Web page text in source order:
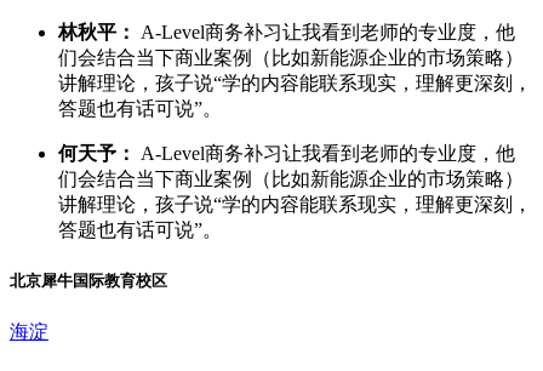
林秋平：
A-Level商务补习让我看到老师的专业度，他
们会结合当下商业案例（比如新能源企业的市场策略）
讲解理论，孩子说“学的内容能联系现实，理解更深刻，
答题也有话可说”。
何天予：
A-Level商务补习让我看到老师的专业度，他
们会结合当下商业案例（比如新能源企业的市场策略）
讲解理论，孩子说“学的内容能联系现实，理解更深刻，
答题也有话可说”。
北京犀牛国际教育校区
海淀